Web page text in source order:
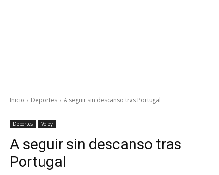
Inicio Deportes A seguir sin descanso tras Portugal
Deportes Voley
A seguir sin descanso tras
Portugal